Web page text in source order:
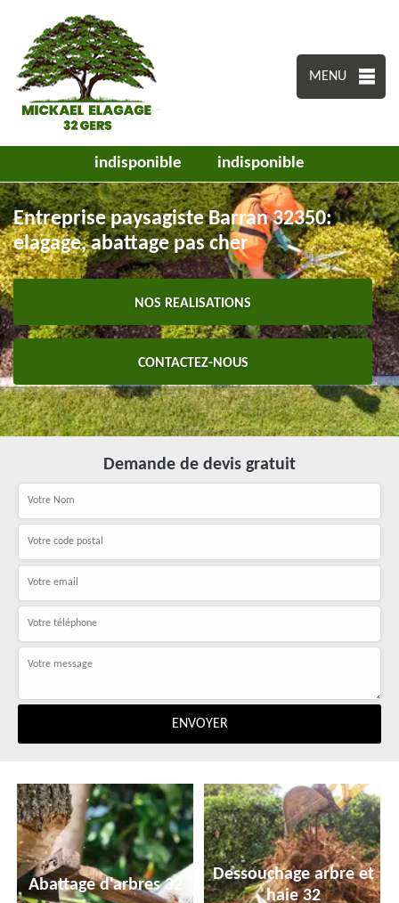
MENU
indisponible indisponible
Entreprise paysagiste Barran 32350:
elagage, abattage pas cher
NOS REALISATIONS
CONTACTEZ-NOUS
Demande de devis gratuit
Abattage d'arbres 32
Dessouchage arbre et
haie 32